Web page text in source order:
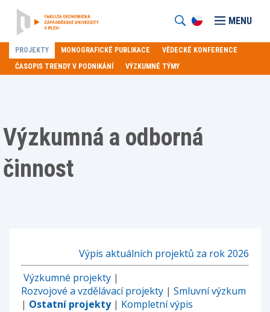
MENU
PROJEKTY MONOGRAFICKÉ PUBLIKACE
VĚDECKÉ KONFERENCE
ČASOPIS TRENDY V PODNIKÁNÍ
VÝZKUMNÉ TÝMY
Výzkumná a odborná
činnost
Výpis aktuálních projektů za rok 2026
Výzkumné projekty |
Rozvojové a vzdělávací projekty | Smluvní výzkum
| Ostatní projekty | Kompletní výpis